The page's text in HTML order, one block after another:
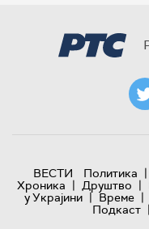
ВЕСТИ Политика |
Хроника | Друштво |
у Украјини | Време |
Подкаст |